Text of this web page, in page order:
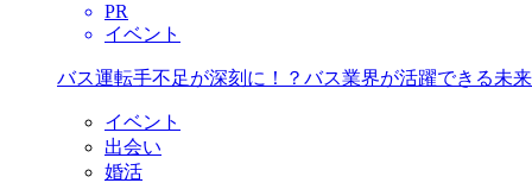
PR
イベント
バス運転手不足が深刻に！？バス業界が活躍できる未
イベント
出会い
婚活